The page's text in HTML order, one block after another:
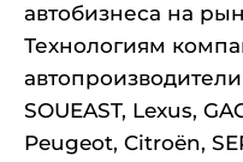
автобизнеса на
Технологиям
SOUEAST, Lexus,
Peugeot, Citroën,